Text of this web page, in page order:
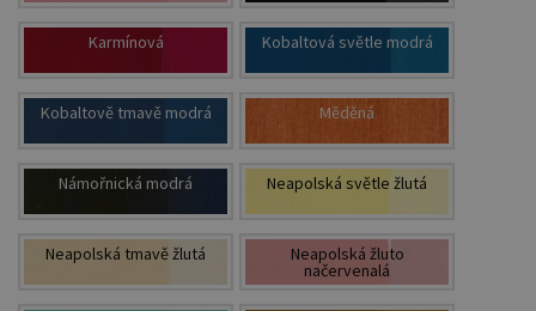
Karmínová Kobaltová světle modrá
Kobaltově tmavě modrá Měděná
Námořnická modrá Neapolská světle žlutá
Neapolská tmavě žlutá Neapolská žluto
načervenalá